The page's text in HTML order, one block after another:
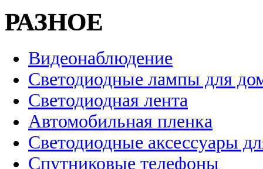
РАЗНОЕ
Видеонаблюдение
Светодиодные лампы для
Светодиодная лента
Автомобильная пленка
Светодиодные аксессуары
Спутниковые телефоны